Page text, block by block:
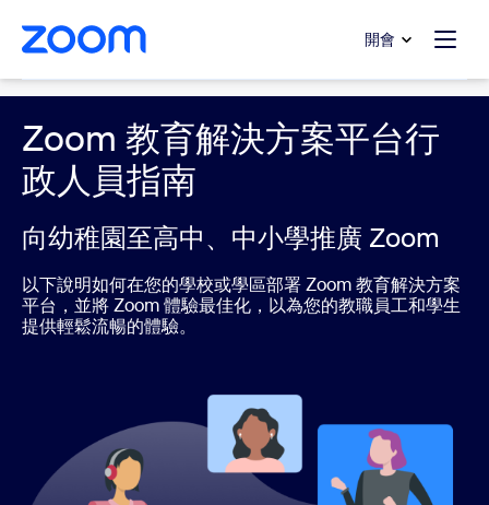
至主要內容
至協助聊天 開會
Zoom 教育解決方案平台行
政人員指南
向幼稚園至高中、中小學推廣 Zoom
以下說明如何在您的學校或學區部署 Zoom 教育解決方案
平台，並將 Zoom 體驗最佳化，以為您的教職員工和學生
提供輕鬆流暢的體驗。